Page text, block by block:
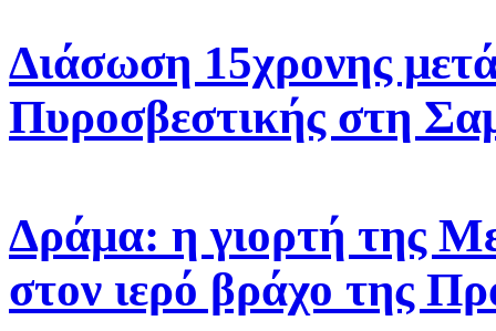
Διάσωση 15χρονης
Πυροσβεστικής στη
Δράμα: η γιορτή της
στον ιερό βράχο της